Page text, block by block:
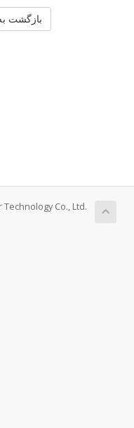
« بازگشت
Co., Ltd.